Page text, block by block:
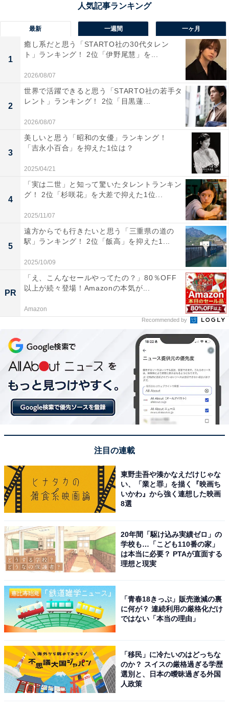
（30代女性／愛知県）といった声が集まりました。
1位：白い恋人（ISHIYA）／70票
1位に輝いたのは、ISHIYAの「白い恋人」でした。サク
サクとした軽い食感のラング・ド・シャで、オリジナル
のホワイトチョコレートをサンドした北海道土産の代名
詞。1976年の発売以来、変わらぬおいしさと利尻山を描
いた象徴的なパッケージで、多くのファンに愛され続け
ています。
回答者からは「北海道のお土産の定番で食感や甘さが丁
度よく美味しいと思うからです」（30代女性／宮城
県）、「何度ももらったことのあるお土産ですが、何度
食べても美味しいし、北海道という感じがして好きで
す」（40代女性／岩手県）、「安定したおいしさがあ
り、もらうと素直にうれしいから」（30代女性／愛知
県）といった声が集まりました。
※回答者からのコメントは原文ママです
※記事内容は執筆時点のものです。最新の内容をご確認
ください
次ページ 10位までのランキング結果を見る
最新 一週間 一ヶ月
1
癒し系だと思う「STARTO社の30代タレン
ト」ランキング！ 2位「伊野尾慧」を...
2026/08/07
2
世界で活躍できると思う「STARTO社の若手タ
レント」ランキング！ 2位「目黒蓮...
2026/08/07
3
美しいと思う「昭和の女優」ランキング！
「吉永小百合」を抑えた1位は？
2025/04/21
4
「実は二世」と知って驚いたタレントランキン
グ！ 2位「杉咲花」を大差で抑えた1位...
2025/11/07
5
遠方からでも行きたいと思う「三重県の道の
駅」ランキング！ 2位「飯高」を抑えた1...
2025/10/09
PR
「え、こんなセールやってたの？」80％OFF
以上が続々登場！Amazonの本気が...
Amazon
Recommended by
注目の連載
東野圭吾や湊かなえだけじゃな
い、「業と罪」を描く『映画ち
いかわ』から強く連想した映画
8選
20年間「駆け込み実績ゼロ」の
学校も…「こども110番の家」
は本当に必要？ PTAが直面する
理想と現実
「青春18きっぷ」販売激減の裏
に何が？ 連続利用の厳格化だけ
ではない「本当の理由」
「移民」に冷たいのはどっちな
のか？ スイスの厳格過ぎる学歴
選別と、日本の曖昧過ぎる外国
人政策